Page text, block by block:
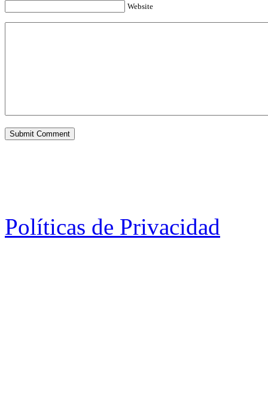
Website
Políticas de Privacidad